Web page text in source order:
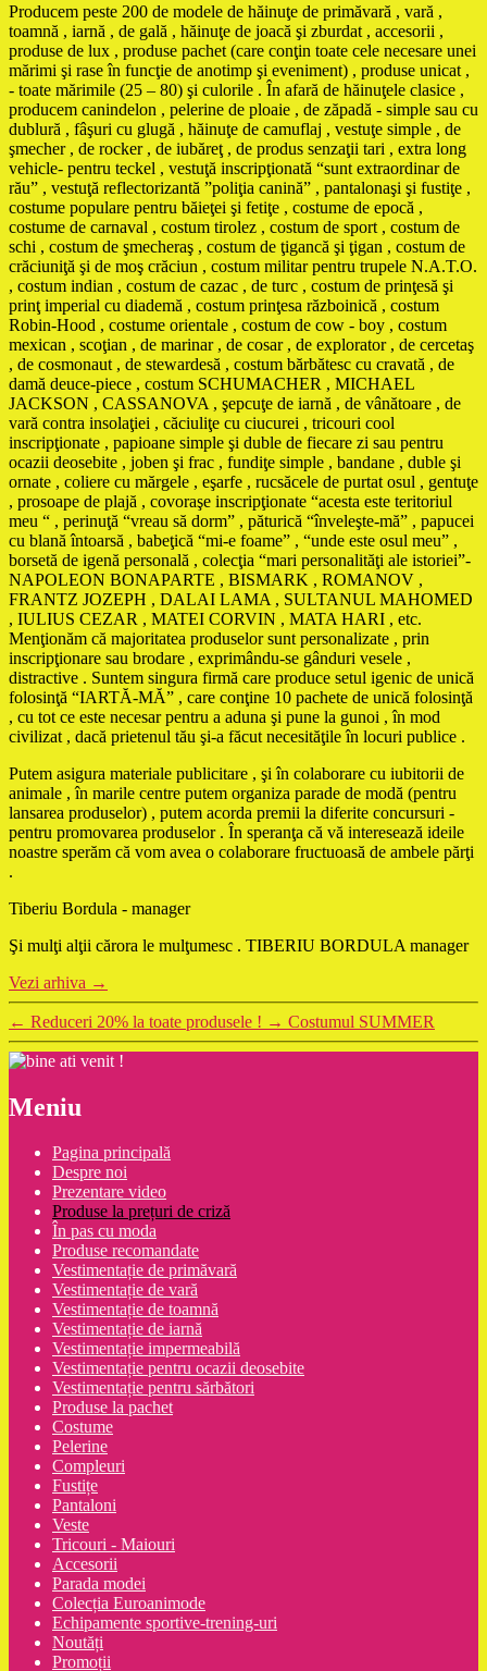
Producem peste 200 de modele de hăinuţe de primăvară , vară ,
toamnă , iarnă , de gală , hăinuţe de joacă şi zburdat , accesorii ,
produse de lux , produse pachet (care conţin toate cele necesare unei
mărimi şi rase în funcţie de anotimp şi eveniment) , produse unicat ,
- toate mărimile (25 – 80) şi culorile . În afară de hăinuţele clasice ,
producem canindelon , pelerine de ploaie , de zăpadă - simple sau cu
dublură , fâşuri cu glugă , hăinuţe de camuflaj , vestuţe simple , de
şmecher , de rocker , de iubăreţ , de produs senzaţii tari , extra long
vehicle- pentru teckel , vestuţă inscripţionată “sunt extraordinar de
rău” , vestuţă reflectorizantă ”poliţia canină” , pantalonaşi şi fustiţe ,
costume populare pentru băieţei şi fetiţe , costume de epocă ,
costume de carnaval , costum tirolez , costum de sport , costum de
schi , costum de şmecheraş , costum de ţigancă şi ţigan , costum de
crăciuniţă şi de moş crăciun , costum militar pentru trupele N.A.T.O.
, costum indian , costum de cazac , de turc , costum de prinţesă şi
prinţ imperial cu diademă , costum prinţesa războinică , costum
Robin-Hood , costume orientale , costum de cow - boy , costum
mexican , scoţian , de marinar , de cosar , de explorator , de cercetaş
, de cosmonaut , de stewardesă , costum bărbătesc cu cravată , de
damă deuce-piece , costum SCHUMACHER , MICHAEL
JACKSON , CASSANOVA , şepcuţe de iarnă , de vânătoare , de
vară contra insolaţiei , căciuliţe cu ciucurei , tricouri cool
inscripţionate , papioane simple şi duble de fiecare zi sau pentru
ocazii deosebite , joben şi frac , fundiţe simple , bandane , duble şi
ornate , coliere cu mărgele , eşarfe , rucsăcele de purtat osul , gentuţe
, prosoape de plajă , covoraşe inscripţionate “acesta este teritoriul
meu “ , perinuţă “vreau să dorm” , păturică “înveleşte-mă” , papucei
cu blană întoarsă , babeţică “mi-e foame” , “unde este osul meu” ,
borsetă de igenă personală , colecţia “mari personalităţi ale istoriei”-
NAPOLEON BONAPARTE , BISMARK , ROMANOV ,
FRANTZ JOZEPH , DALAI LAMA , SULTANUL MAHOMED
, IULIUS CEZAR , MATEI CORVIN , MATA HARI , etc.
Menţionăm că majoritatea produselor sunt personalizate , prin
inscripţionare sau brodare , exprimându-se gânduri vesele ,
distractive . Suntem singura firmă care produce setul igenic de unică
folosinţă “IARTĂ-MĂ” , care conţine 10 pachete de unică folosinţă
, cu tot ce este necesar pentru a aduna şi pune la gunoi , în mod
civilizat , dacă prietenul tău şi-a făcut necesităţile în locuri publice .
Putem asigura materiale publicitare , şi în colaborare cu iubitorii de
animale , în marile centre putem organiza parade de modă (pentru
lansarea produselor) , putem acorda premii la diferite concursuri -
pentru promovarea produselor . În speranţa că vă interesează ideile
noastre sperăm că vom avea o colaborare fructuoasă de ambele părţi
.
Tiberiu Bordula - manager
Şi mulţi alţii cărora le mulţumesc . TIBERIU BORDULA manager
Vezi arhiva →
← Reduceri 20% la toate produsele ! → Costumul SUMMER
Meniu
Pagina principală
Despre noi
Prezentare video
Produse la prețuri de criză
În pas cu moda
Produse recomandate
Vestimentație de primăvară
Vestimentație de vară
Vestimentație de toamnă
Vestimentație de iarnă
Vestimentație impermeabilă
Vestimentație pentru ocazii deosebite
Vestimentație pentru sărbători
Produse la pachet
Costume
Pelerine
Compleuri
Fustițe
Pantaloni
Veste
Tricouri - Maiouri
Accesorii
Parada modei
Colecția Euroanimode
Echipamente sportive-trening-uri
Noutăți
Promoții